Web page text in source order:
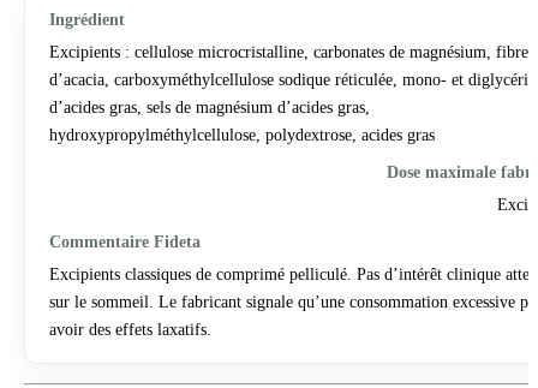
Excipients : cellulose microcristalline, carbonates de magnésium, fibre
d’acacia, carboxyméthylcellulose sodique réticulée, mono- et
d’acides gras, sels de magnésium d’acides gras,
hydroxypropylméthylcellulose, polydextrose, acides gras
Excipients classiques de comprimé pelliculé. Pas d’intérêt clinique
sur le sommeil. Le fabricant signale qu’une consommation excessive
avoir des effets laxatifs.